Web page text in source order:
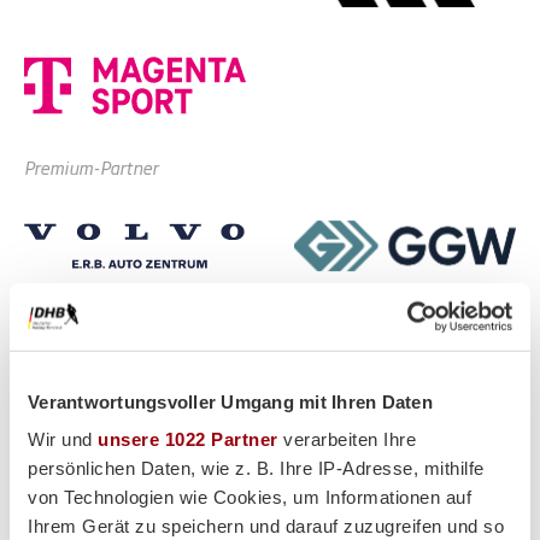
Verantwortungsvoller Umgang mit Ihren Daten
Wir und unsere 1022 Partner verarbeiten Ihre
persönlichen Daten, wie z. B. Ihre IP-Adresse, mithilfe
von Technologien wie Cookies, um Informationen auf
Ihrem Gerät zu speichern und darauf zuzugreifen und so
Premium-Partner